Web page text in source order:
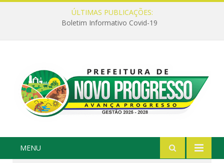
ÚLTIMAS PUBLICAÇÕES:
Boletim Informativo Covid-19
MENU